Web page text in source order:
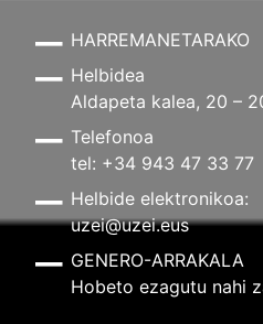
HARREMANETARAKO
Helbidea
Aldapeta kalea, 20 –
Telefonoa
tel: +34 943 47 33 77
Helbide elektronikoa:
uzei@uzei.eus
GENERO-ARRAKALA
Hobeto ezagutu nahi